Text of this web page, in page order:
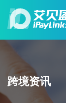
跨境资讯